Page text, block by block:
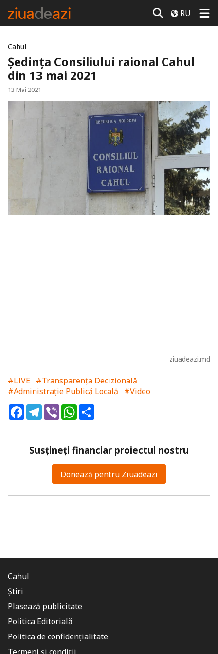
RU
Cahul
Ședința Consiliului raional Cahul
din 13 mai 2021
13 Mai 2021
ziuadeazi.md
#LIVE #Transparența Decizională
#Administrație Publică Locală
#Video
FacebookTelegram
ViberWhatsApp
Susțineți financiar proiectul nostru
Donează pentru Ziuadeazi
Cahul
Știri
Plasează publicitate
Politica Editorială
Politica de confidențialitate
Termeni și condiții